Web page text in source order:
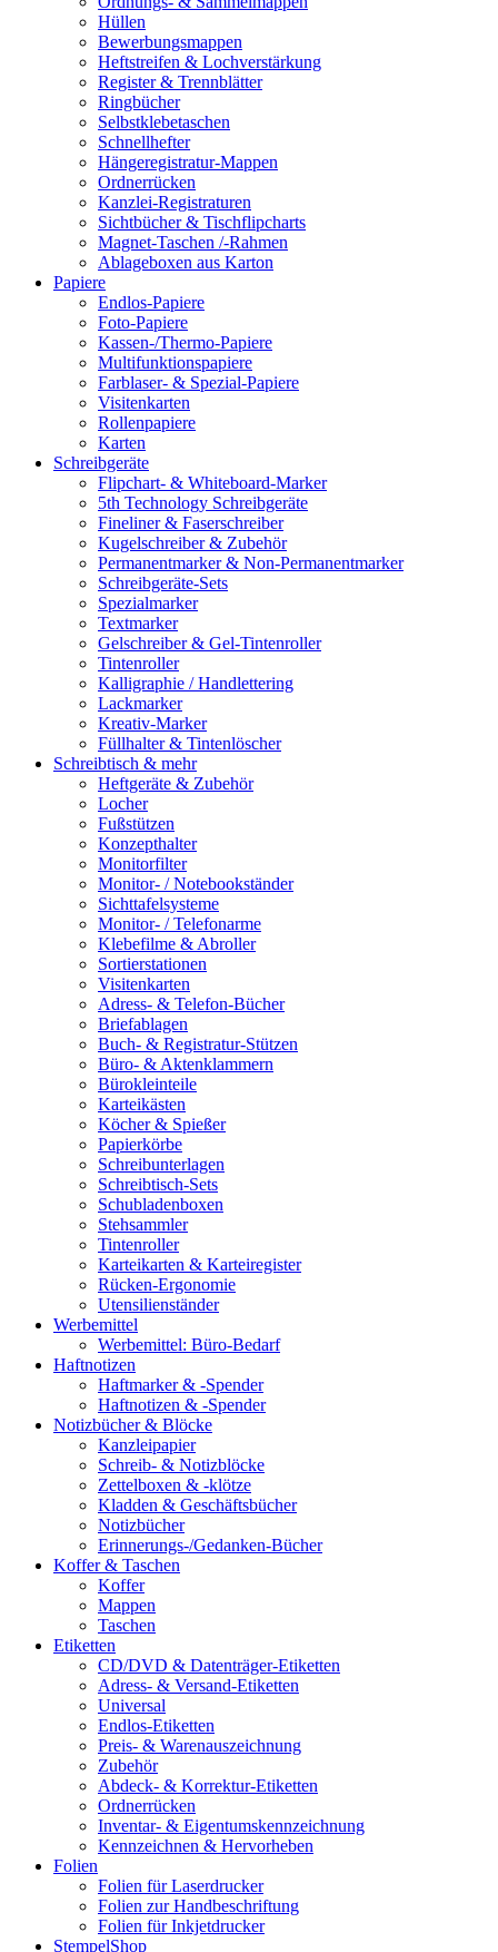
Hüllen
Bewerbungsmappen
Heftstreifen & Lochverstärkung
Register & Trennblätter
Ringbücher
Selbstklebetaschen
Schnellhefter
Hängeregistratur-Mappen
Ordnerrücken
Kanzlei-Registraturen
Sichtbücher & Tischflipcharts
Magnet-Taschen /-Rahmen
Ablageboxen aus Karton
Papiere
Endlos-Papiere
Foto-Papiere
Kassen-/Thermo-Papiere
Multifunktionspapiere
Farblaser- & Spezial-Papiere
Visitenkarten
Rollenpapiere
Karten
Schreibgeräte
Flipchart- & Whiteboard-Marker
5th Technology Schreibgeräte
Fineliner & Faserschreiber
Kugelschreiber & Zubehör
Permanentmarker & Non-Permanentmarker
Schreibgeräte-Sets
Spezialmarker
Textmarker
Gelschreiber & Gel-Tintenroller
Tintenroller
Kalligraphie / Handlettering
Lackmarker
Kreativ-Marker
Füllhalter & Tintenlöscher
Schreibtisch & mehr
Heftgeräte & Zubehör
Locher
Fußstützen
Konzepthalter
Monitorfilter
Monitor- / Notebookständer
Sichttafelsysteme
Monitor- / Telefonarme
Klebefilme & Abroller
Sortierstationen
Visitenkarten
Adress- & Telefon-Bücher
Briefablagen
Buch- & Registratur-Stützen
Büro- & Aktenklammern
Bürokleinteile
Karteikästen
Köcher & Spießer
Papierkörbe
Schreibunterlagen
Schreibtisch-Sets
Schubladenboxen
Stehsammler
Tintenroller
Karteikarten & Karteiregister
Rücken-Ergonomie
Utensilienständer
Werbemittel
Werbemittel: Büro-Bedarf
Haftnotizen
Haftmarker & -Spender
Haftnotizen & -Spender
Notizbücher & Blöcke
Kanzleipapier
Schreib- & Notizblöcke
Zettelboxen & -klötze
Kladden & Geschäftsbücher
Notizbücher
Erinnerungs-/Gedanken-Bücher
Koffer & Taschen
Koffer
Mappen
Taschen
Etiketten
CD/DVD & Datenträger-Etiketten
Adress- & Versand-Etiketten
Universal
Endlos-Etiketten
Preis- & Warenauszeichnung
Zubehör
Abdeck- & Korrektur-Etiketten
Ordnerrücken
Inventar- & Eigentumskennzeichnung
Kennzeichnen & Hervorheben
Folien
Folien für Laserdrucker
Folien zur Handbeschriftung
Folien für Inkjetdrucker
StempelShop